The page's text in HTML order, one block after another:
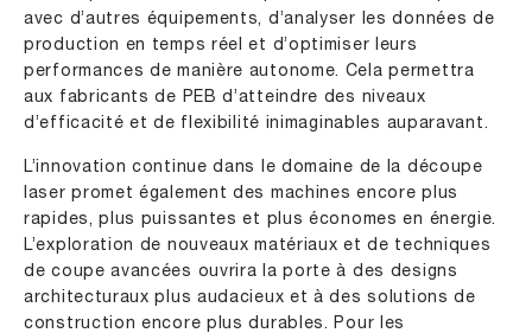
avec d’autres équipements, d’analyser les données de
production en temps réel et d’optimiser leurs
performances de manière autonome. Cela permettra
aux fabricants de PEB d’atteindre des niveaux
d’efficacité et de flexibilité inimaginables auparavant.
L’innovation continue dans le domaine de la découpe
laser promet également des machines encore plus
rapides, plus puissantes et plus économes en énergie.
L’exploration de nouveaux matériaux et de techniques
de coupe avancées ouvrira la porte à des designs
architecturaux plus audacieux et à des solutions de
construction encore plus durables. Pour les